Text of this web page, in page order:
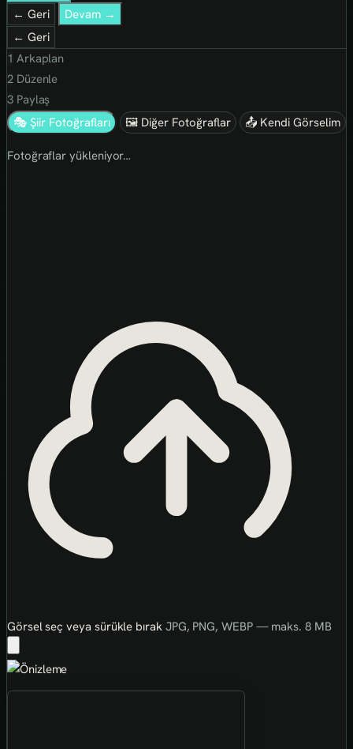
← Geri
Devam →
← Geri
1 Arkaplan
2Düzenle
3Paylaş
🎭 Şiir Fotoğrafları
🖼 Diğer Fotoğraflar 📤 Kendi Görselim
Fotoğraflar yükleniyor…
Görsel seç veya sürükle bırak JPG, PNG, WEBP — maks. 8 MB